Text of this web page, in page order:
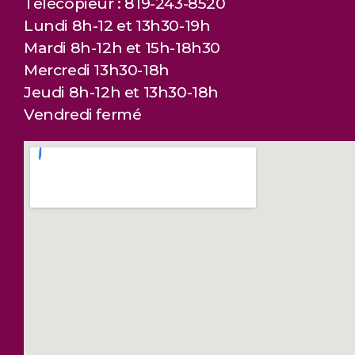
Lundi 8h-12 et 13h30-19h
Mardi 8h-12h et 15h-18h30
Mercredi 13h30-18h
Jeudi 8h-12h et 13h30-18h
Vendredi fermé